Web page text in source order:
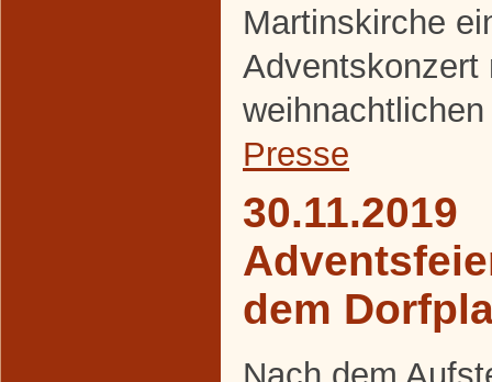
Martinskirche
Adventskonzert
Presse
30.11.2019
dem
Nach dem